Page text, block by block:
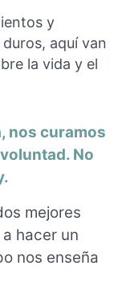
y
aquí van
la vida y el
nos curamos
No
mejores
hacer un
nos enseña